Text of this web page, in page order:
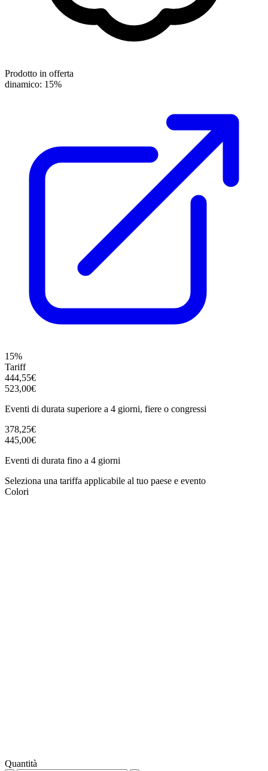
Prodotto in offerta
dinamico: 15%
15%
Tariff
444,55€
523,00€
Eventi di durata superiore a 4 giorni, fiere o congressi
378,25€
445,00€
Eventi di durata fino a 4 giorni
Seleziona una tariffa applicabile al tuo paese e evento
Colori
Quantità